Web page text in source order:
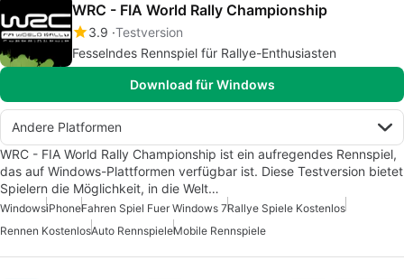
WRC - FIA World Rally Championship
3.9 Testversion
Fesselndes Rennspiel für Rallye-Enthusiasten
Download für Windows
Andere Platformen
WRC - FIA World Rally Championship ist ein aufregendes Rennspiel,
das auf Windows-Plattformen verfügbar ist. Diese Testversion bietet
Spielern die Möglichkeit, in die Welt…
WindowsiPhoneFahren Spiel Fuer Windows 7Rallye Spiele Kostenlos
Rennen KostenlosAuto RennspieleMobile Rennspiele